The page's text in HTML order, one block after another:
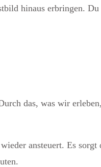
hinaus erbringen.
das, was wir
ansteuert. Es sorgt